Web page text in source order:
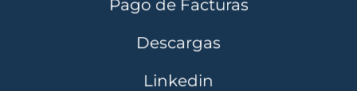
Pago de Facturas
Descargas
Linkedin